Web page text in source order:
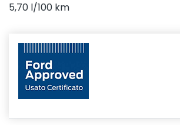
5,70 l/100 km